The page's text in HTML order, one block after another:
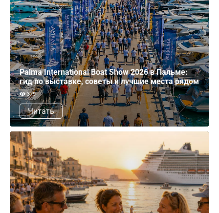
Palma International Boat Show 2026 в Пальме:
гид по выставке, советы и лучшие места рядом
379
Читать